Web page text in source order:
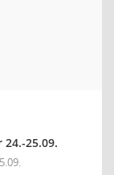
25.09.